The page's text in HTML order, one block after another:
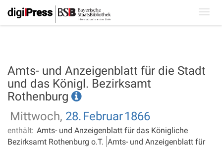
Amts- und Anzeigenblatt für die Stadt
und das Königl. Bezirksamt
Rothenburg
Mittwoch, 28. Februar1866
enthält: Amts- und Anzeigenblatt für das Königliche
Bezirksamt Rothenburg o.T. Amts- und Anzeigenblatt für